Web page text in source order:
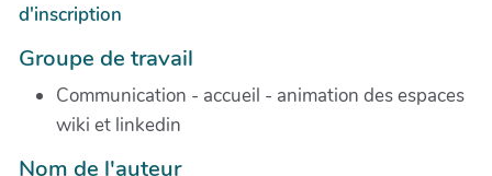
d'inscription
Groupe de travail
Communication - accueil - animation des espaces
wiki et linkedin
Nom de l'auteur